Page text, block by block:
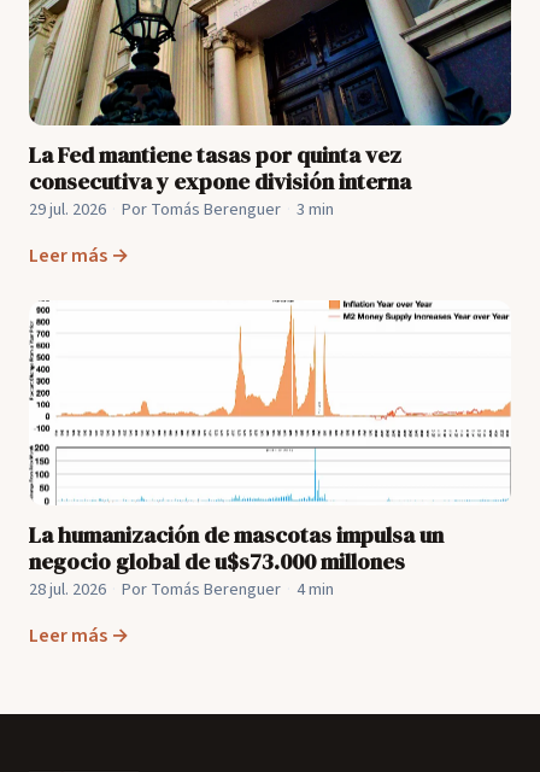
La Fed mantiene tasas por quinta vez
consecutiva y expone división interna
29 jul. 2026 Por Tomás Berenguer 3 min
Leer más →
La humanización de mascotas impulsa un
negocio global de u$s73.000 millones
28 jul. 2026 Por Tomás Berenguer 4 min
Leer más →